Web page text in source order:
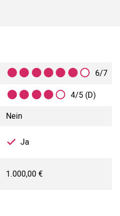
6/7
4/5 (D)
Nein
Ja
1.000,00 €